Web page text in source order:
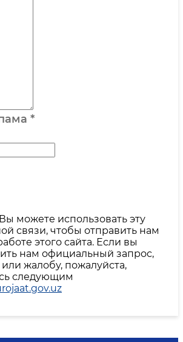
*
можете использовать эту
связи, чтобы отправить нам
этого сайта. Если вы
нам официальный запрос,
жалобу, пожалуйста,
следующим